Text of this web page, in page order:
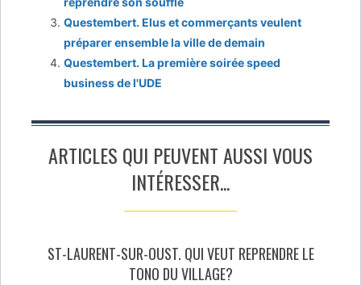
Questembert. Elus et commerçants veulent
préparer ensemble la ville de demain
Questembert. La première soirée speed
business de l'UDE
ARTICLES QUI PEUVENT AUSSI VOUS
INTÉRESSER...
ST-LAURENT-SUR-OUST. QUI VEUT REPRENDRE LE
TONO DU VILLAGE?